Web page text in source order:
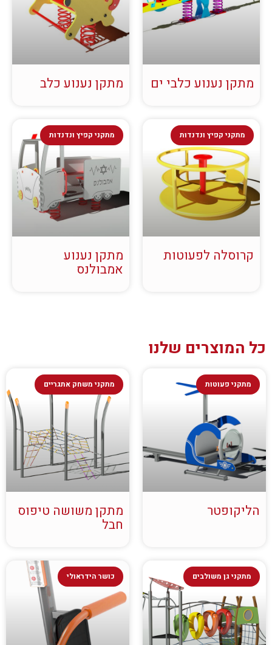
מתקן נענוע כלבי ים מתקן נענוע כלב
מתקני קפיץ ונדנדות
קרוסלה לפעוטות
מתקני קפיץ ונדנדות
מתקן נענוע
אמבולנס
כל המוצרים שלנו
מתקני פעוטות
הליקופטר
מתקני משחק אתגריים
מתקן משושה טיפוס
חבל
מתקני גן משולבים כושר הידראולי